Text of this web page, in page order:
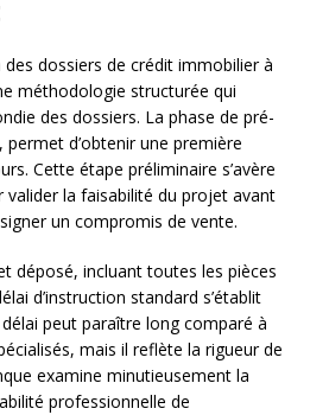
des dossiers de crédit immobilier à
méthodologie structurée qui
des dossiers. La phase de pré-
d’obtenir une première
Cette étape préliminaire s’avère
la faisabilité du projet avant
un compromis de vente.
déposé, incluant toutes les pièces
d’instruction standard s’établit
peut paraître long comparé à
mais il reflète la rigueur de
examine minutieusement la
professionnelle de